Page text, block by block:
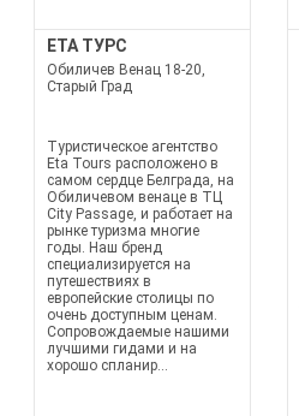
ETA ТУРС
Обиличев Венац 18-20,
Старый Град
Туристическое агентство
Eta Tours расположено в
самом сердце Белграда, на
Обиличевом венаце в ТЦ
City Passage, и работает на
рынке туризма многие
годы. Наш бренд
специализируется на
путешествиях в
европейские столицы по
очень доступным ценам.
Сопровождаемые нашими
лучшими гидами и на
хорошо спланир...